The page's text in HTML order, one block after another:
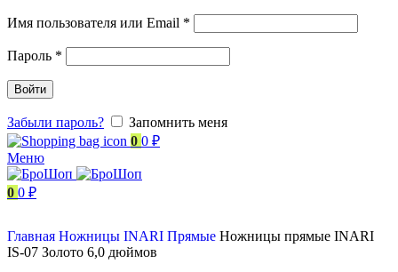
Имя пользователя или Email *
Пароль *
Войти
Забыли пароль?
Запомнить меня
0 0 ₽
Меню
0 0 ₽
Главная Ножницы INARI Прямые Ножницы прямые INARI
IS-07 Золото 6,0 дюймов